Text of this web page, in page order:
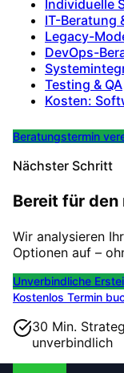
Individuelle
IT-Beratung
Legacy-
DevOps-
Testing & QA
Kosten:
Beratungstermin
Nächster Schritt
Bereit für
Wir analysieren
Optionen auf –
Unverbindliche
Kostenlos Termin
30 Min.
unverbindlich